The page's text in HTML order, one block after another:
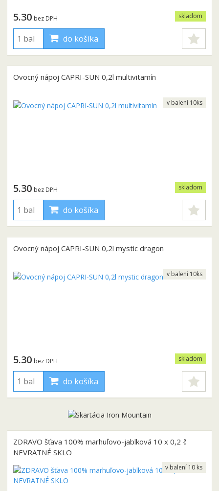
skladom
5.30 bez DPH
do košíka
Ovocný nápoj CAPRI-SUN 0,2l multivitamín
skladom
5.30 bez DPH
do košíka
v balení 10ks
Ovocný nápoj CAPRI-SUN 0,2l mystic dragon
skladom
5.30 bez DPH
do košíka
v balení 10ks
ZDRAVO šťava 100% marhuľovo-jablková 10 x 0,2 ℓ
NEVRATNÉ SKLO
v balení 10 ks